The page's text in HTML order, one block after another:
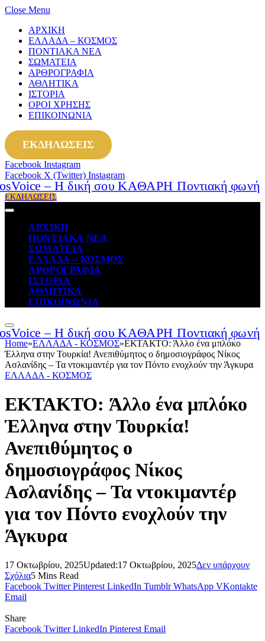
Close Menu
ΑΡΧΙΚΗ
ΕΛΛΑΔΑ – ΚΟΣΜΟΣ
ΠΟΝΤΙΑΚΑ ΝΕΑ
ΣΩΜΑΤΕΙΑ
ΑΡΘΡΟΓΡΑΦΙΑ
ΑΘΛΗΤΙΚΑ
ΙΣΤΟΡΙΑ
ΟΡΟΙ ΧΡΗΣΗΣ
ΕΠΙΚΟΙΝΩΝΙΑ
ΕΚΔΗΛΩΣΕΙΣ
Facebook Instagram
Facebook X (Twitter) Instagram
ΕΚΔΗΛΩΣΕΙΣ
ΑΡΧΙΚΗ
ΠΟΝΤΙΑΚΑ ΝΕΑ
ΣΩΜΑΤΕΙΑ
ΕΛΛΑΔΑ – ΚΟΣΜΟΣ
ΑΡΘΡΟΓΡΑΦΙΑ
ΙΣΤΟΡΙΑ
ΑΘΛΗΤΙΚΑ
ΕΠΙΚΟΙΝΩΝΙΑ
Home»ΕΛΛΑΔΑ - ΚΟΣΜΟΣ»ΕΚΤΑΚΤΟ: Άλλο ένα μπλόκο
Έλληνα στην Τουρκία! Ανεπιθύμητος ο δημοσιογράφος Νίκος
Ασλανίδης – Τα ντοκιμαντέρ για τον Πόντο ενοχλούν την Άγκυρα
ΕΛΛΑΔΑ - ΚΟΣΜΟΣ
ΕΚΤΑΚΤΟ: Άλλο ένα μπλόκο
Έλληνα στην Τουρκία!
Ανεπιθύμητος ο
δημοσιογράφος Νίκος
Ασλανίδης – Τα ντοκιμαντέρ
για τον Πόντο ενοχλούν την
Άγκυρα
17 Οκτωβρίου, 2025Updated:17 Οκτωβρίου, 2025Δεν υπάρχουν
Σχόλια5 Mins Read
Facebook Twitter Pinterest LinkedIn Tumblr WhatsApp VKontakte
Email
Share
Facebook Twitter LinkedIn Pinterest Email